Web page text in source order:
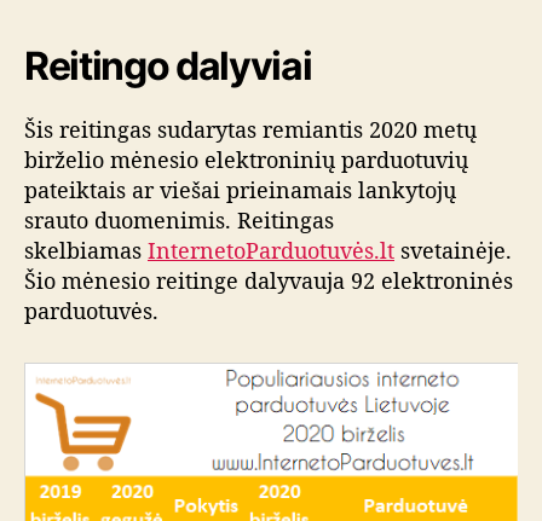
Reitingo dalyviai
Šis reitingas sudarytas remiantis 2020 metų
birželio mėnesio elektroninių parduotuvių
pateiktais ar viešai prieinamais lankytojų
srauto duomenimis. Reitingas
skelbiamas InternetoParduotuvės.lt svetainėje.
Šio mėnesio reitinge dalyvauja 92 elektroninės
parduotuvės.